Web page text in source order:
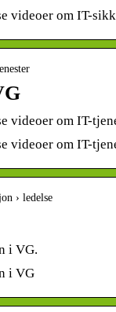
videoer om IT-
videoer om IT-
videoer om IT-
› ledelse
i VG.
i VG